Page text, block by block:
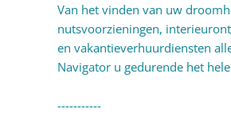
Van het vinden van uw
nutsvoorzieningen,
en vakantieverhuurdiensten
Navigator u gedurende het
-----------